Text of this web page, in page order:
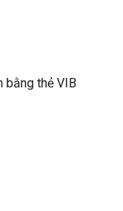
bằng thẻ VIB